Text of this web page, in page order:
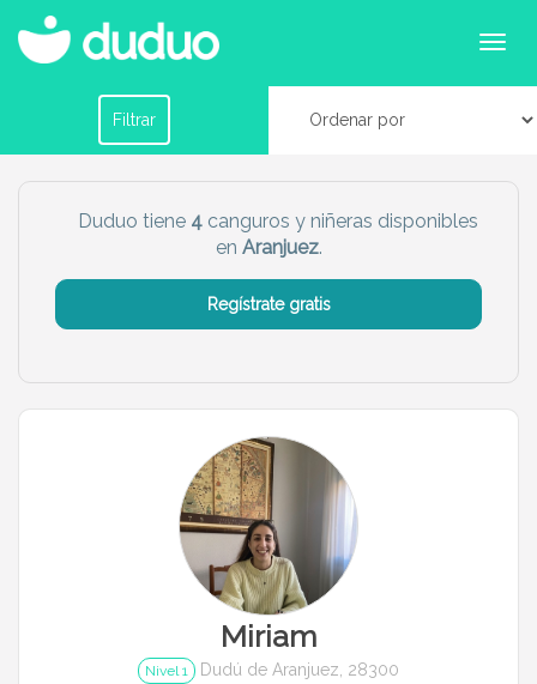
Canguros o niñeras en Aranjuez
Filtrar
Filtrar por horario
Más servicio del dudú
Entrenador
Ocasional Llevar al colegio
Duduo tiene 4canguros y niñeras disponibles
en Aranjuez.
Regístrate gratis
Miriam
Nivel 1 Dudú de Aranjuez, 28300